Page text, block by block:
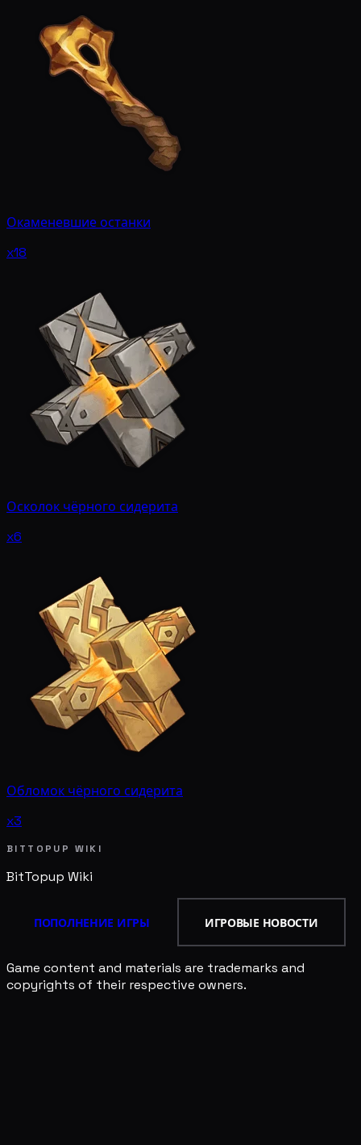
Окаменевшие останки
x18
Осколок чёрного сидерита
x6
Обломок чёрного сидерита
x3
BITTOPUP WIKI
BitTopup Wiki
ПОПОЛНЕНИЕ ИГРЫ ИГРОВЫЕ НОВОСТИ
Game content and materials are trademarks and
copyrights of their respective owners.